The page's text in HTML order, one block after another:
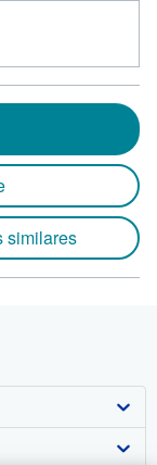
similares